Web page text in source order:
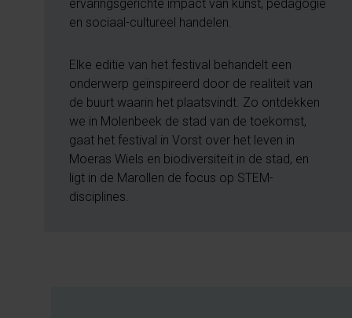
ervaringsgerichte impact van kunst, pedagogie
en sociaal-cultureel handelen.
Elke editie van het festival behandelt een
onderwerp geïnspireerd door de realiteit van
de buurt waarin het plaatsvindt. Zo ontdekken
we in Molenbeek de stad van de toekomst,
gaat het festival in Vorst over het leven in
Moeras Wiels en biodiversiteit in de stad, en
ligt in de Marollen de focus op STEM-
disciplines.